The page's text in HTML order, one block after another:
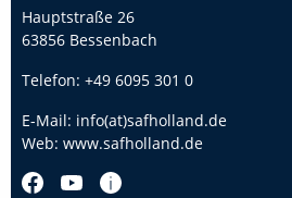
Hauptstraße 26
63856 Bessenbach
Telefon: +49 6095 301 0
E-Mail: info(at)safholland.de
Web: www.safholland.de